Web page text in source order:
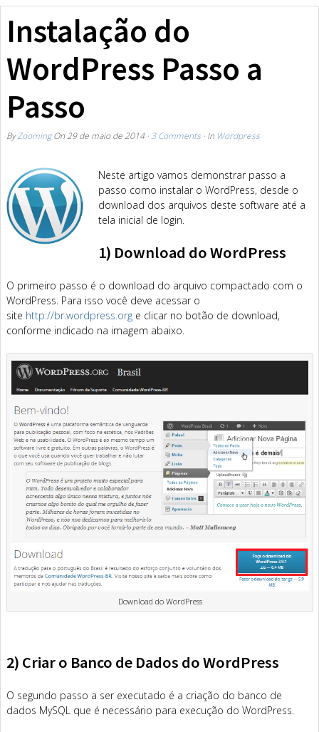
Instalação do
WordPress Passo a
Passo
ByZoomingOn 29 de maio de 2014 · 3 Comments · In Wordpress
Neste artigo vamos demonstrar passo a
passo como instalar o WordPress, desde o
download dos arquivos deste software até a
tela inicial de login.
1) Download do WordPress
O primeiro passo é o download do arquivo compactado com o
WordPress. Para isso você deve acessar o
site http://br.wordpress.org e clicar no botão de download,
conforme indicado na imagem abaixo.
Download do WordPress
2) Criar o Banco de Dados do WordPress
O segundo passo a ser executado é a criação do banco de
dados MySQL que é necessário para execução do WordPress.